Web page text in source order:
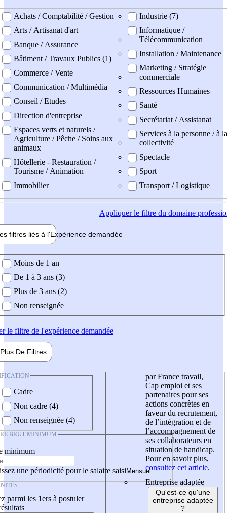
professionel
Achats / Comptabilité / Gestion
Arts / Artisanat d'art
Banque / Assurance
Bâtiment / Travaux Publics (1)
Commerce / Vente
Communication / Multimédia
Conseil / Etudes
Direction d'entreprise
Espaces verts et naturels /
Agriculture / Pêche / Soins aux
animaux
Hôtellerie - Restauration /
Tourisme / Animation
Immobilier
Industrie (7)
Informatique /
Télécommunication
Installation / Maintenance
Marketing / Stratégie
commerciale
Ressources Humaines
Santé
Secrétariat / Assistanat
Services à la personne / à la
collectivité
Spectacle
Sport
Transport / Logistique
Appliquerle filtre du domaine
filtres liés à l'Expérience demandée
demandée
Moins de 1 an
De 1 à 3 ans (3)
Plus de 3 ans (2)
Non renseignée
le filtre de l'expérience demandée
Plus De Filtres
Cadre
Non cadre (4)
Non renseignée (4)
BRUT MINIMUM
minimum
une périodicité pour le salaire saisi
parmi les 1ers à postuler
par France travail,
Cap emploi et ses
partenaires pour ses
actions concrètes en
faveur du recrutement,
de l’intégration et de
l’accompagnement de
ses collaborateurs en
situation de handicap.
Pour en savoir plus,
consultez cet article.
Entreprise adaptée
Qu'est-ce qu'une
entreprise adaptée
?